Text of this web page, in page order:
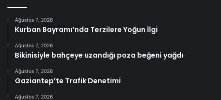
Ağustos 7, 2026
Kurban Bayramı’nda Terzilere Yoğun İlgi
Ağustos 7, 2026
Bikinisiyle bahçeye uzandığı poza beğeni yağdı
Ağustos 7, 2026
Gaziantep’te Trafik Denetimi
Ağustos 7, 2026